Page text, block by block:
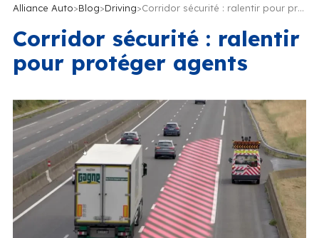
Alliance Auto>Blog>Driving> Corridor sécurité : ralentir pour protéger agents
Corridor sécurité : ralentir
pour protéger agents